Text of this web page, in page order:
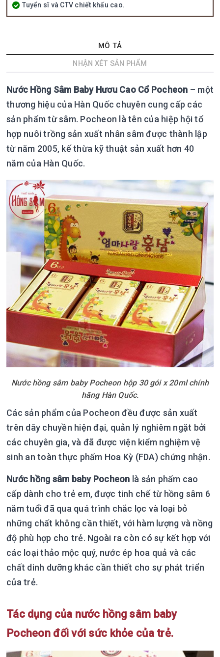
Tuyển sĩ và CTV chiết khấu cao.
MÔ TẢ
NHẬN XÉT SẢN PHẨM
Nước Hồng Sâm Baby Hươu Cao Cổ Pocheon – một
thương hiệu của Hàn Quốc chuyên cung cấp các
sản phẩm từ sâm. Pocheon là tên của hiệp hội tổ
hợp nuôi trồng sản xuất nhân sâm được thành lập
từ năm 2005, kế thừa kỹ thuật sản xuất hơn 40
năm của Hàn Quốc.
Nước hồng sâm baby Pocheon hộp 30 gói x 20ml chính
hãng Hàn Quốc.
Các sản phẩm của Pocheon đều được sản xuất
trên dây chuyền hiện đại, quản lý nghiêm ngặt bởi
các chuyên gia, và đã được viện kiểm nghiệm vệ
sinh an toàn thực phẩm Hoa Kỳ (FDA) chứng nhận.
Nước hồng sâm baby Pocheon là sản phẩm cao
cấp dành cho trẻ em, được tinh chế từ hồng sâm 6
năm tuổi đã qua quá trình chắc lọc và loại bỏ
những chất không cần thiết, với hàm lượng và nồng
độ phù hợp cho trẻ. Ngoài ra còn có sự kết hợp với
các loại thảo mộc quý, nước ép hoa quả và các
chất dinh dưỡng khác cần thiết cho sự phát triển
của trẻ.
Tác dụng của nước hồng sâm baby
Pocheon đối với sức khỏe của trẻ.